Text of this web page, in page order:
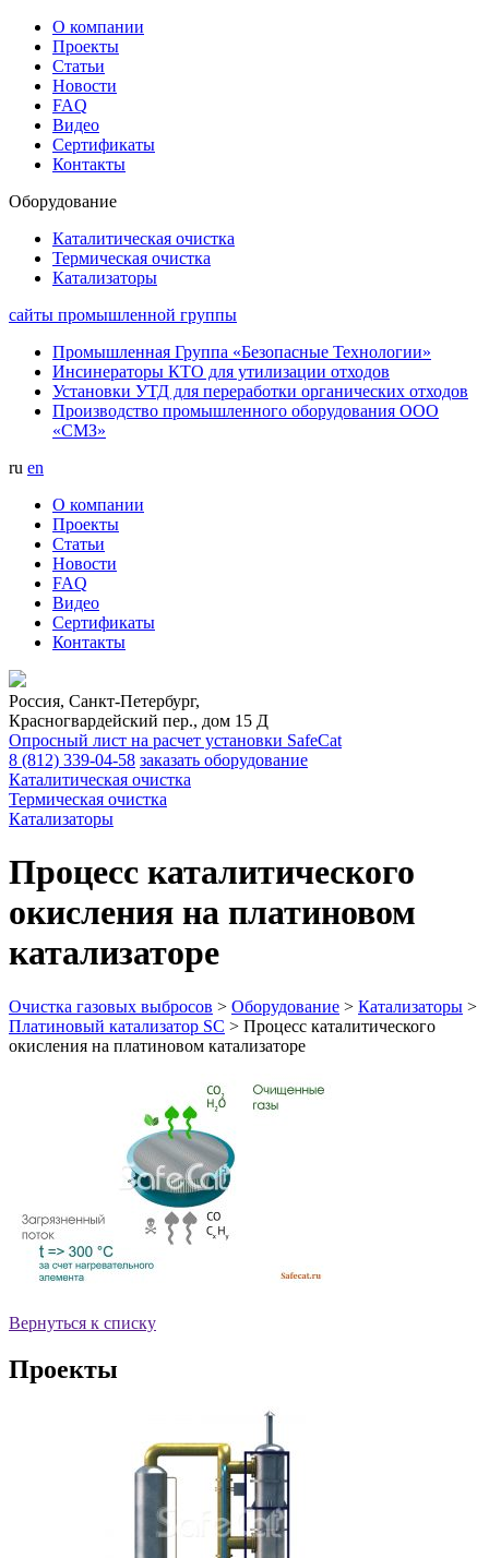
О компании
Проекты
Статьи
Новости
FAQ
Видео
Сертификаты
Контакты
Оборудование
Каталитическая очистка
Термическая очистка
Катализаторы
сайты промышленной группы
Промышленная Группа «Безопасные Технологии»
Инсинераторы КТО для утилизации отходов
Установки УТД для переработки органических отходов
Производство промышленного оборудования ООО
«СМЗ»
ru en
О компании
Проекты
Статьи
Новости
FAQ
Видео
Сертификаты
Контакты
Россия, Санкт-Петербург,
Красногвардейский пер., дом 15 Д
Опросный лист на расчет установки SafeCat
8 (812) 339-04-58 заказать оборудование
Каталитическая очистка
Термическая очистка
Катализаторы
Процесс каталитического
окисления на платиновом
катализаторе
Очистка газовых выбросов > Оборудование > Катализаторы >
Платиновый катализатор SC > Процесс каталитического
окисления на платиновом катализаторе
Вернуться к списку
Проекты